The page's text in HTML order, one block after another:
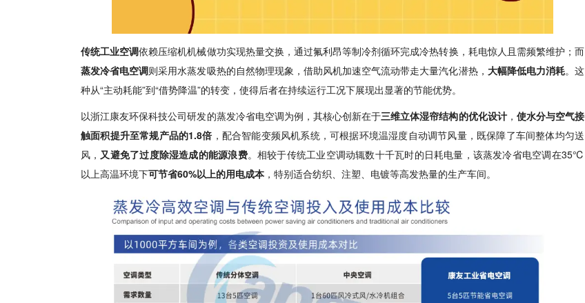
传统工业空调依赖压缩机机械做功实现热量交换，通过氟利昂等制冷剂循环完成冷热转换，耗电惊人且需频繁维护；而
蒸发冷省电空调则采用水蒸发吸热的自然物理现象，借助风机加速空气流动带走大量汽化潜热， 大幅降低电力消耗。这
种从“主动耗能”到“借势降温”的转变，使得后者在持续运行工况下展现出显著的节能优势。
以浙江康友环保科技公司研发的蒸发冷省电空调为例，其核心创新在于三维立体湿帘结构的优化设计， 使水分与空气接
触面积提升至常规产品的1.8倍，配合智能变频风机系统，可根据环境温湿度自动调节风量，既保障了车间整体均匀送
风， 又避免了过度除湿造成的能源浪费。相较于传统工业空调动辄数十千瓦时的日耗电量，该蒸发冷省电空调在35℃
以上高温环境下可节省60%以上的用电成本 ，特别适合纺织、注塑、电镀等高发热量的生产车间。